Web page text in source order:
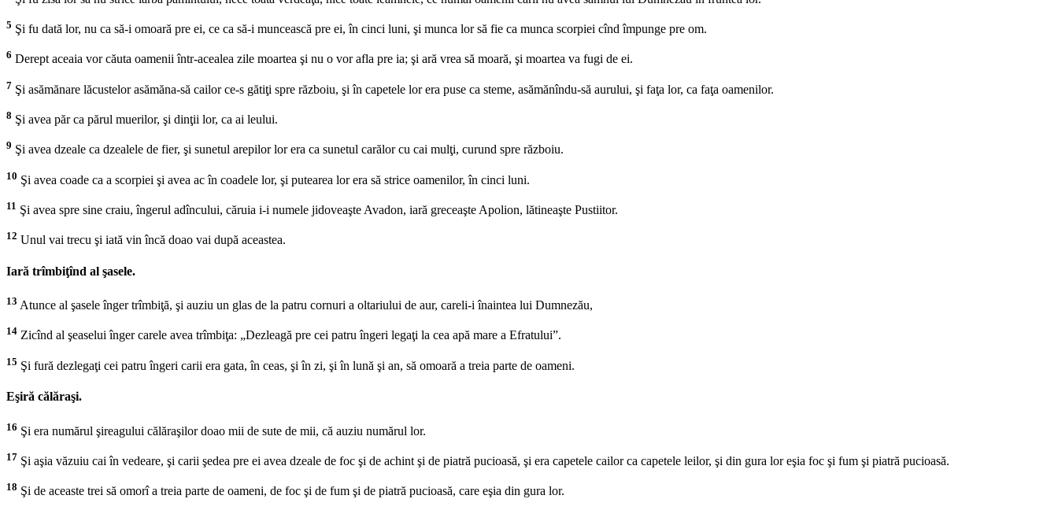
5 Şi fu dată lor, nu ca să-i omoară pre ei, ce ca să-i muncească pre ei, în cinci luni, şi munca lor să fie ca munca scorpiei cînd împunge pre om.
6 Derept aceaia vor căuta oamenii într-acealea zile moartea şi nu o vor afla pre ia; şi ară vrea să moară, şi moartea va fugi de ei.
7 Şi asămănare lăcustelor asămăna-să cailor ce-s gătiţi spre războiu, şi în capetele lor era puse ca steme, asămănîndu-să aurului, şi faţa lor, ca faţa oamenilor.
8 Şi avea păr ca părul muerilor, şi dinţii lor, ca ai leului.
9 Şi avea dzeale ca dzealele de fier, şi sunetul arepilor lor era ca sunetul carălor cu cai mulţi, curund spre războiu.
10 Şi avea coade ca a scorpiei şi avea ac în coadele lor, şi putearea lor era să strice oamenilor, în cinci luni.
11 Şi avea spre sine craiu, îngerul adîncului, căruia i-i numele jidoveaşte Avadon, iară greceaşte Apolion, lătineaşte Pustiitor.
12 Unul vai trecu şi iată vin încă doao vai după aceastea.
Iară trîmbiţînd al şasele.
13 Atunce al şasele înger trîmbiţă, şi auziu un glas de la patru cornuri a oltariului de aur, careli-i înaintea lui Dumnezău,
14 Zicînd al şeaselui înger carele avea trîmbiţa: „Dezleagă pre cei patru îngeri legaţi la cea apă mare a Efratului”.
15 Şi fură dezlegaţi cei patru îngeri carii era gata, în ceas, şi în zi, şi în lună şi an, să omoară a treia parte de oameni.
Eşiră călăraşi.
16 Şi era numărul şireagului călăraşilor doao mii de sute de mii, că auziu numărul lor.
17 Şi aşia văzuiu cai în vedeare, şi carii şedea pre ei avea dzeale de foc şi de achint şi de piatră pucioasă, şi era capetele cailor ca capetele leilor, şi din gura lor eşia foc şi fum şi piatră pucioasă.
18 Şi de aceaste trei să omorî a treia parte de oameni, de foc şi de fum şi de piatră pucioasă, care eşia din gura lor.